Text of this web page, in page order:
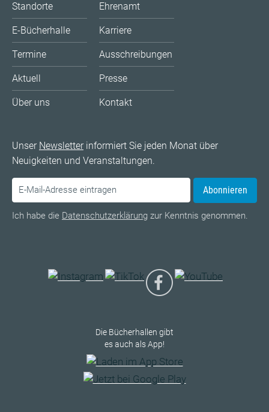
Standorte
E-Bücherhalle
Termine
Aktuell
Über uns
Ehrenamt
Karriere
Ausschreibungen
Presse
Kontakt
Unser Newsletterinformiert Sie jeden Monat über
Neuigkeiten und Veranstaltungen.
Abonnieren
Ich habe die Datenschutzerklärung zur Kenntnis genommen.
Die Bücherhallen gibt
es auch als App!